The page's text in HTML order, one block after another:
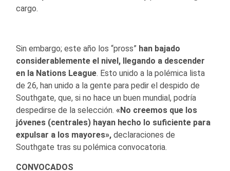
cargo.
Sin embargo; este año los “pross” han bajado
considerablemente el nivel, llegando a descender
en la Nations League. Esto unido a la polémica lista
de 26, han unido a la gente para pedir el despido de
Southgate, que, si no hace un buen mundial, podría
despedirse de la selección. «No creemos que los
jóvenes (centrales) hayan hecho lo suficiente para
expulsar a los mayores», declaraciones de
Southgate tras su polémica convocatoria.
CONVOCADOS